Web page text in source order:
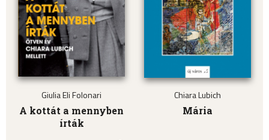
Giulia Eli Folonari
A kottát a mennyben
írták
Chiara Lubich
Mária